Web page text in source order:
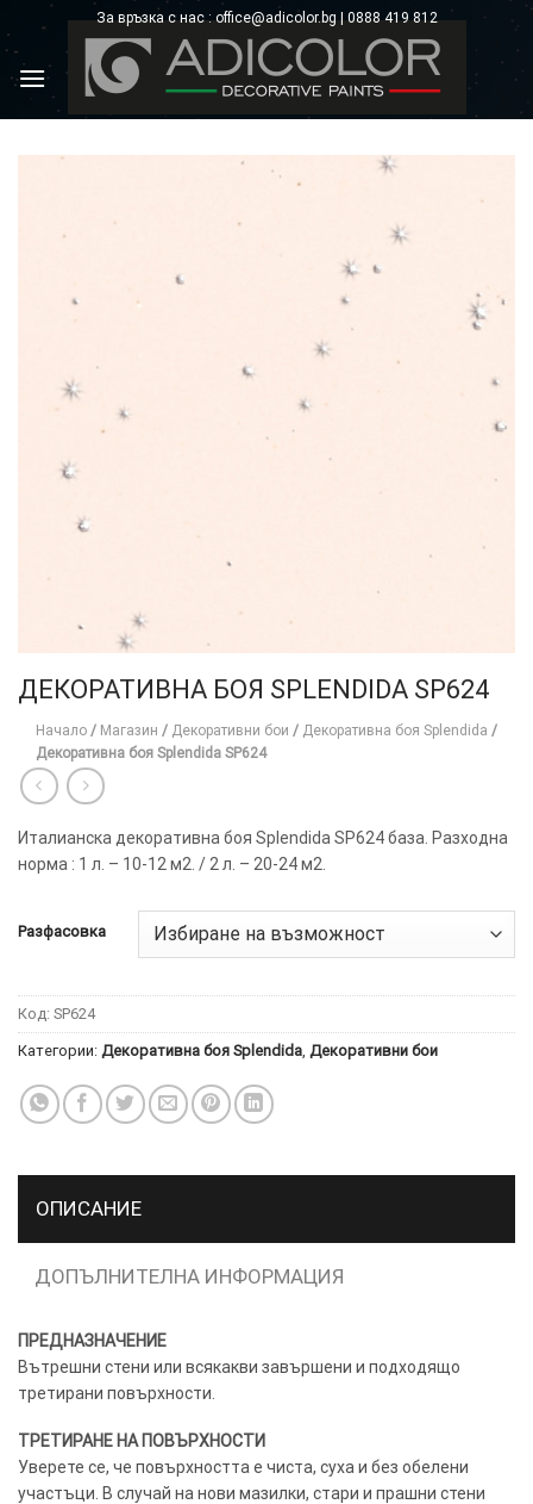
to
content
За връзка с нас : office@adicolor.bg | 0888 419 812
ДЕКОРАТИВНА БОЯ SPLENDIDA SP624
Начало / Магазин / Декоративни бои / Декоративна боя Splendida /
Декоративна боя Splendida SP624
Италианска декоративна боя Splendida SP624 база. Разходна
норма : 1 л. – 10-12 м2. / 2 л. – 20-24 м2.
Разфасовка
Код: SP624
Категории: Декоративна боя Splendida Декоративни бои
ОПИСАНИЕ
ДОПЪЛНИТЕЛНА ИНФОРМАЦИЯ
ПРЕДНАЗНАЧЕНИЕ
Вътрешни стени или всякакви завършени и подходящо
третирани повърхности.
ТРЕТИРАНЕ НА ПОВЪРХНОСТИ
Уверете се, че повърхността е чиста, суха и без обелени
участъци. В случай на нови мазилки, стари и прашни стени
×
× ИЗПОЛЗВА
ПОВЕЧЕ
ИНФОРМАЦИЯ
МОЖЕТЕ
ДА
НАМЕРИТЕ
ТУК.